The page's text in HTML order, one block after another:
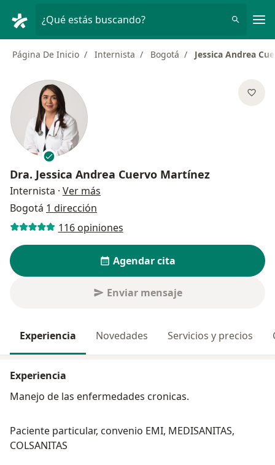
¿Qué estás buscando?
Página De Inicio Internista Bogotá Jessica Andrea
Dra. Jessica Andrea Cuervo Martínez
Internista · Ver más
Bogotá 1 dirección
116 opiniones
Agendar cita
Enviar mensaje
Experiencia Novedades Servicios y precios
Experiencia
Manejo de las enfermedades cronicas.
Paciente particular, convenio EMI, MEDISANITAS,
COLSANITAS